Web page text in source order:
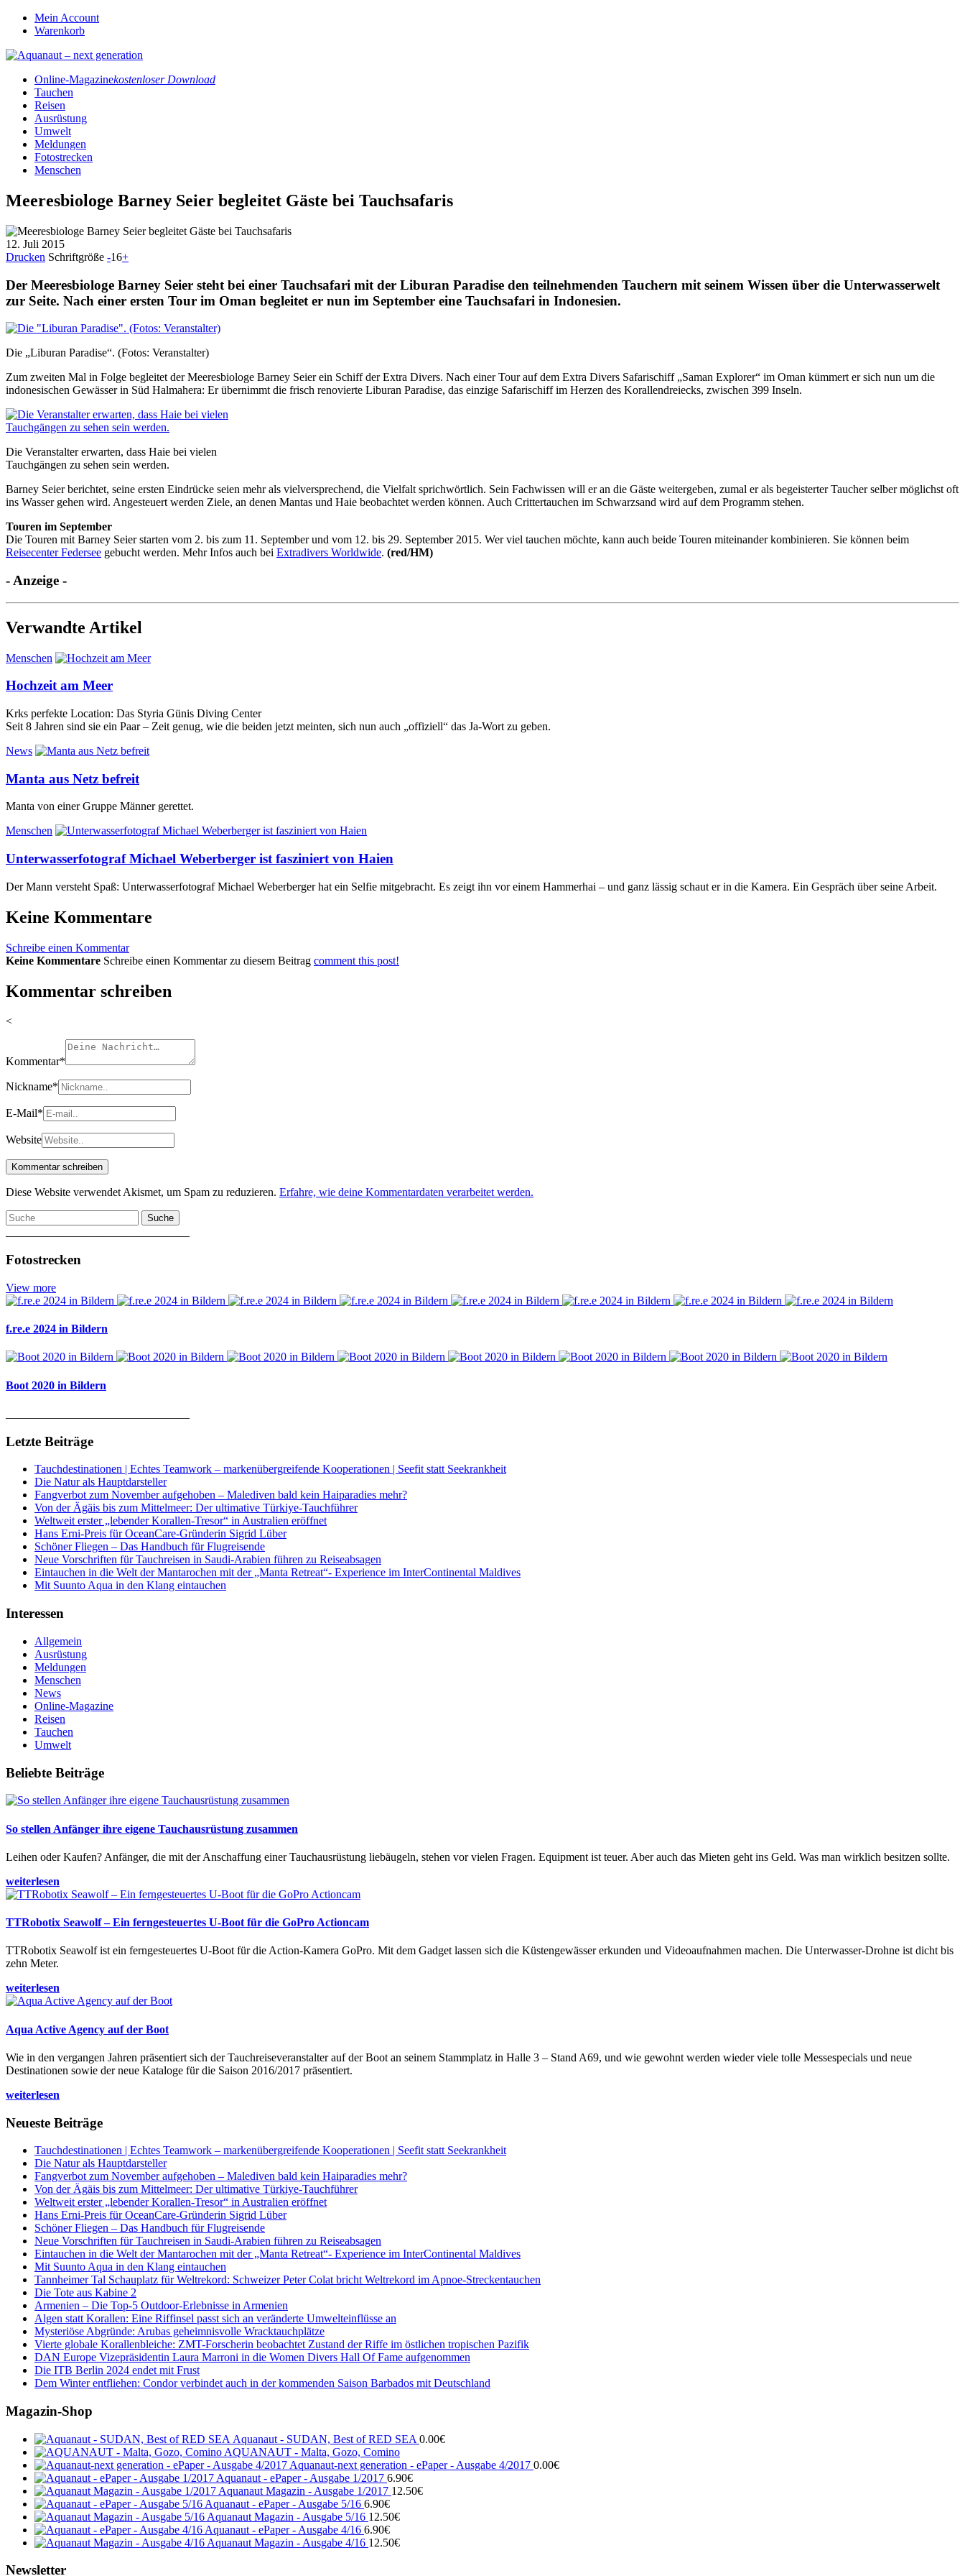
Mein Account
Warenkorb
Online-Magazinekostenloser Download
Tauchen
Reisen
Ausrüstung
Umwelt
Meldungen
Fotostrecken
Menschen
Meeresbiologe Barney Seier begleitet Gäste bei Tauchsafaris
12. Juli 2015
Drucken Schriftgröße -16+
Der Meeresbiologe Barney Seier steht bei einer Tauchsafari mit der Liburan Paradise den teilnehmenden Tauchern mit seinem Wissen über die Unterwasserwelt
zur Seite. Nach einer ersten Tour im Oman begleitet er nun im September eine Tauchsafari in Indonesien.
Die „Liburan Paradise“. (Fotos: Veranstalter)
Zum zweiten Mal in Folge begleitet der Meeresbiologe Barney Seier ein Schiff der Extra Divers. Nach einer Tour auf dem Extra Divers Safarischiff „Saman Explorer“ im Oman kümmert er sich nun um die
indonesischen Gewässer in Süd Halmahera: Er übernimmt die frisch renovierte Liburan Paradise, das einzige Safarischiff im Herzen des Korallendreiecks, zwischen 399 Inseln.
Die Veranstalter erwarten, dass Haie bei vielen
Tauchgängen zu sehen sein werden.
Barney Seier berichtet, seine ersten Eindrücke seien mehr als vielversprechend, die Vielfalt sprichwörtlich. Sein Fachwissen will er an die Gäste weitergeben, zumal er als begeisterter Taucher selber möglichst oft
ins Wasser gehen wird. Angesteuert werden Ziele, an denen Mantas und Haie beobachtet werden können. Auch Crittertauchen im Schwarzsand wird auf dem Programm stehen.
Touren im September
Die Touren mit Barney Seier starten vom 2. bis zum 11. September und vom 12. bis 29. September 2015. Wer viel tauchen möchte, kann auch beide Touren miteinander kombinieren. Sie können beim
Reisecenter Federsee gebucht werden. Mehr Infos auch bei Extradivers Worldwide. (red/HM)
- Anzeige -
Verwandte Artikel
Menschen
Hochzeit am Meer
Krks perfekte Location: Das Styria Günis Diving Center
Seit 8 Jahren sind sie ein Paar – Zeit genug, wie die beiden jetzt meinten, sich nun auch „offiziell“ das Ja-Wort zu geben.
News
Manta aus Netz befreit
Manta von einer Gruppe Männer gerettet.
Menschen
Unterwasserfotograf Michael Weberberger ist fasziniert von Haien
Der Mann versteht Spaß: Unterwasserfotograf Michael Weberberger hat ein Selfie mitgebracht. Es zeigt ihn vor einem Hammerhai – und ganz lässig schaut er in die Kamera. Ein Gespräch über seine Arbeit.
Keine Kommentare
Schreibe einen Kommentar
Keine Kommentare Schreibe einen Kommentar zu diesem Beitrag comment this post!
Kommentar schreiben
<
Kommentar*
Nickname*
E-Mail*
Website
Diese Website verwendet Akismet, um Spam zu reduzieren. Erfahre, wie deine Kommentardaten verarbeitet werden.
Suche
Fotostrecken
View more
f.re.e 2024 in Bildern
Boot 2020 in Bildern
Letzte Beiträge
Tauchdestinationen | Echtes Teamwork – markenübergreifende Kooperationen | Seefit statt Seekrankheit
Die Natur als Hauptdarsteller
Fangverbot zum November aufgehoben – Malediven bald kein Haiparadies mehr?
Von der Ägäis bis zum Mittelmeer: Der ultimative Türkiye-Tauchführer
Weltweit erster „lebender Korallen-Tresor“ in Australien eröffnet
Hans Erni-Preis für OceanCare-Gründerin Sigrid Lüber
Schöner Fliegen – Das Handbuch für Flugreisende
Neue Vorschriften für Tauchreisen in Saudi-Arabien führen zu Reiseabsagen
Eintauchen in die Welt der Mantarochen mit der „Manta Retreat“- Experience im InterContinental Maldives
Mit Suunto Aqua in den Klang eintauchen
Interessen
Allgemein
Ausrüstung
Meldungen
Menschen
News
Online-Magazine
Reisen
Tauchen
Umwelt
Beliebte Beiträge
So stellen Anfänger ihre eigene Tauchausrüstung zusammen
Leihen oder Kaufen? Anfänger, die mit der Anschaffung einer Tauchausrüstung liebäugeln, stehen vor vielen Fragen. Equipment ist teuer. Aber auch das Mieten geht ins Geld. Was man wirklich besitzen sollte.
weiterlesen
TTRobotix Seawolf – Ein ferngesteuertes U-Boot für die GoPro Actioncam
TTRobotix Seawolf ist ein ferngesteuertes U-Boot für die Action-Kamera GoPro. Mit dem Gadget lassen sich die Küstengewässer erkunden und Videoaufnahmen machen. Die Unterwasser-Drohne ist dicht bis
zehn Meter.
weiterlesen
Aqua Active Agency auf der Boot
Wie in den vergangen Jahren präsentiert sich der Tauchreiseveranstalter auf der Boot an seinem Stammplatz in Halle 3 – Stand A69, und wie gewohnt werden wieder viele tolle Messespecials und neue
Destinationen sowie der neue Kataloge für die Saison 2016/2017 präsentiert.
weiterlesen
Neueste Beiträge
Tauchdestinationen | Echtes Teamwork – markenübergreifende Kooperationen | Seefit statt Seekrankheit
Die Natur als Hauptdarsteller
Fangverbot zum November aufgehoben – Malediven bald kein Haiparadies mehr?
Von der Ägäis bis zum Mittelmeer: Der ultimative Türkiye-Tauchführer
Weltweit erster „lebender Korallen-Tresor“ in Australien eröffnet
Hans Erni-Preis für OceanCare-Gründerin Sigrid Lüber
Schöner Fliegen – Das Handbuch für Flugreisende
Neue Vorschriften für Tauchreisen in Saudi-Arabien führen zu Reiseabsagen
Eintauchen in die Welt der Mantarochen mit der „Manta Retreat“- Experience im InterContinental Maldives
Mit Suunto Aqua in den Klang eintauchen
Tannheimer Tal Schauplatz für Weltrekord: Schweizer Peter Colat bricht Weltrekord im Apnoe-Streckentauchen
Die Tote aus Kabine 2
Armenien – Die Top-5 Outdoor-Erlebnisse in Armenien
Algen statt Korallen: Eine Riffinsel passt sich an veränderte Umwelteinflüsse an
Mysteriöse Abgründe: Arubas geheimnisvolle Wracktauchplätze
Vierte globale Korallenbleiche: ZMT-Forscherin beobachtet Zustand der Riffe im östlichen tropischen Pazifik
DAN Europe Vizepräsidentin Laura Marroni in die Women Divers Hall Of Fame aufgenommen
Die ITB Berlin 2024 endet mit Frust
Dem Winter entfliehen: Condor verbindet auch in der kommenden Saison Barbados mit Deutschland
Magazin-Shop
Aquanaut - SUDAN, Best of RED SEA 0.00€
AQUANAUT - Malta, Gozo, Comino
Aquanaut-next generation - ePaper - Ausgabe 4/2017 0.00€
Aquanaut - ePaper - Ausgabe 1/2017 6.90€
Aquanaut Magazin - Ausgabe 1/2017 12.50€
Aquanaut - ePaper - Ausgabe 5/16 6.90€
Aquanaut Magazin - Ausgabe 5/16 12.50€
Aquanaut - ePaper - Ausgabe 4/16 6.90€
Aquanaut Magazin - Ausgabe 4/16 12.50€
Newsletter